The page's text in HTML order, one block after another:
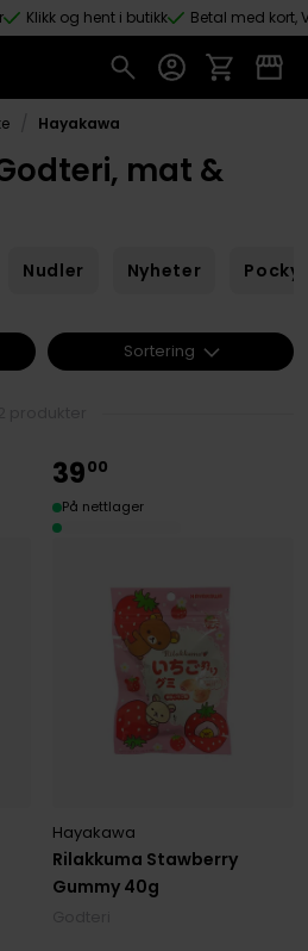
Klikk og hent i butikk Betal med kort,
Hayakawa
mat &
Nudler Nyheter Pocky
Rilakkuma Stawberry
Gummy 40g
Hayakawa
3900
På nettlager
Sortering